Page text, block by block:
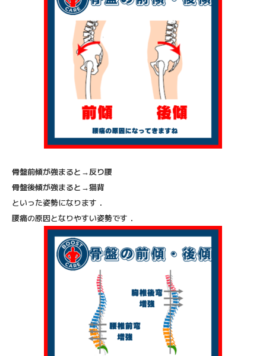
骨盤前傾が強まると→反り腰
骨盤後傾が強まると→猫背
といった姿勢になります．
腰痛の原因となりやすい姿勢です．